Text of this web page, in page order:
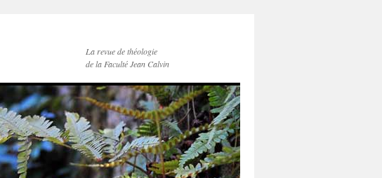
La revue de théologie
de la Faculté Jean Calvin